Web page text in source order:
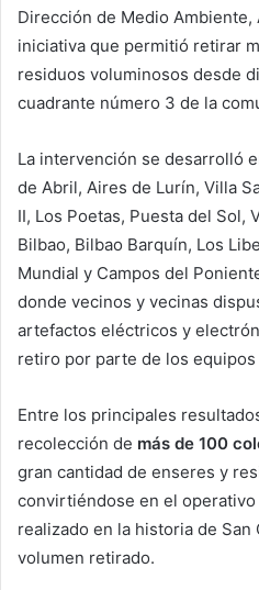
Dirección de Medio Ambiente,
iniciativa que permitió retirar
residuos voluminosos desde
cuadrante número 3 de la
La intervención se desarrolló
de Abril, Aires de Lurín, Villa
II, Los Poetas, Puesta del Sol,
Bilbao, Bilbao Barquín, Los
Mundial y Campos del
donde vecinos y vecinas
artefactos eléctricos y
retiro por parte de los
Entre los principales
recolección de más de 100
gran cantidad de enseres y
convirtiéndose en el
realizado en la historia de
volumen retirado.